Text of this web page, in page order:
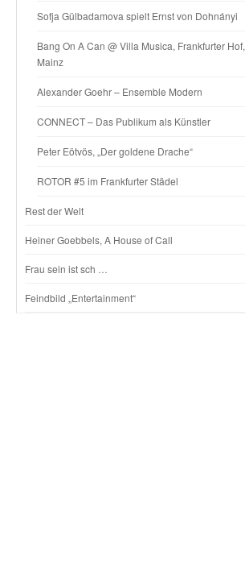
Sofja Gülbadamova spielt Ernst von Dohnányi
Bang On A Can @ Villa Musica, Frankfurter Hof,
Mainz
Alexander Goehr – Ensemble Modern
CONNECT – Das Publikum als Künstler
Peter Eötvös, „Der goldene Drache“
ROTOR #5 im Frankfurter Städel
Rest der Welt
Heiner Goebbels, A House of Call
Frau sein ist sch …
Feindbild „Entertainment“